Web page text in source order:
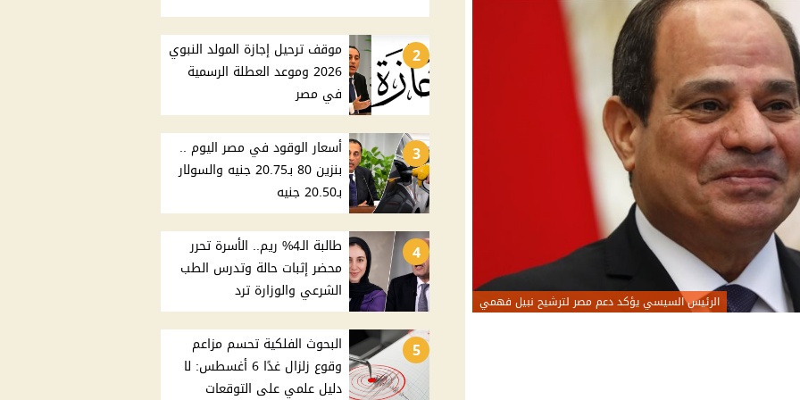
الرئيس السيسي يؤكد دعم مصر لترشيح نبيل فهمي
2
موقف ترحيل إجازة المولد النبوي
2026 وموعد العطلة الرسمية
في مصر
3
أسعار الوقود في مصر اليوم ..
بنزين 80 بـ20.75 جنيه والسولار
بـ20.50 جنيه
4
طالبة الـ4% ريم.. الأسرة تحرر
محضر إثبات حالة وتدرس الطب
الشرعي والوزارة ترد
5
البحوث الفلكية تحسم مزاعم
وقوع زلزال غدًا 6 أغسطس: لا
دليل علمي على التوقعات